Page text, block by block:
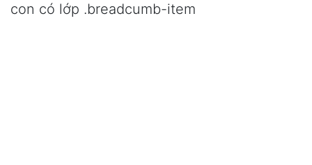
con có lớp .breadcumb-item